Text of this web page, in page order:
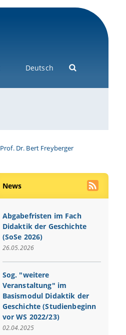
Deutsch
Prof. Dr. Bert Freyberger
News
Abgabefristen im Fach
Didaktik der Geschichte
(SoSe 2026)
26.05.2026
Sog. "weitere
Veranstaltung" im
Basismodul Didaktik der
Geschichte (Studienbeginn
vor WS 2022/23)
02.04.2025